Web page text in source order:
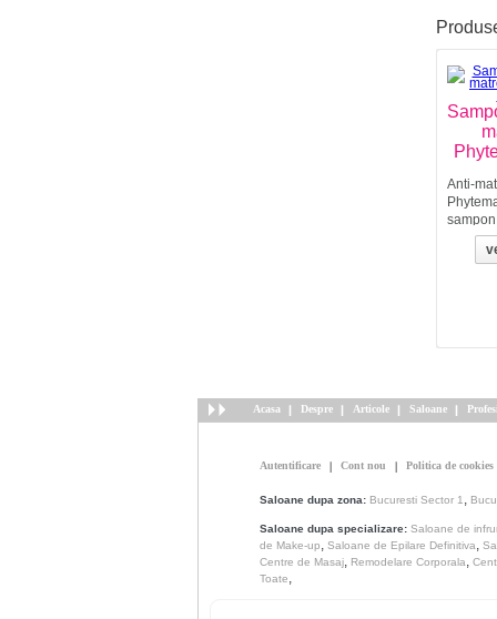
Anti-
Zinc
Acasa Despre Articole Saloane
Autentificare Cont nou Politica de cookies
Saloane dupa zona: Bucuresti Sector 1 ,
Saloane dupa specializare: Saloane de
de Make-up, Saloane de Epilare Definitiva,
Centre de Masaj, Remodelare Corporala,
Toate,